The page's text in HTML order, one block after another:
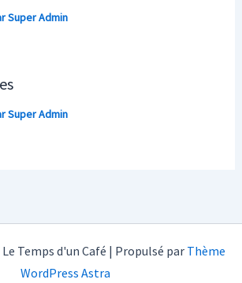
Super Admin
Super Admin
Temps d'un Café | Propulsé par Thème
WordPress Astra